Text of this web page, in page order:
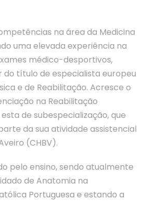
na área da Medicina
uma elevada experiência na
médico-desportivos,
título de especialista europeu
e de Reabilitação. Acresce o
na Reabilitação
de subespecialização, que
da sua atividade assistencial
(CHBV).
pelo ensino, sendo atualmente
de Anatomia na
Portuguesa e estando a